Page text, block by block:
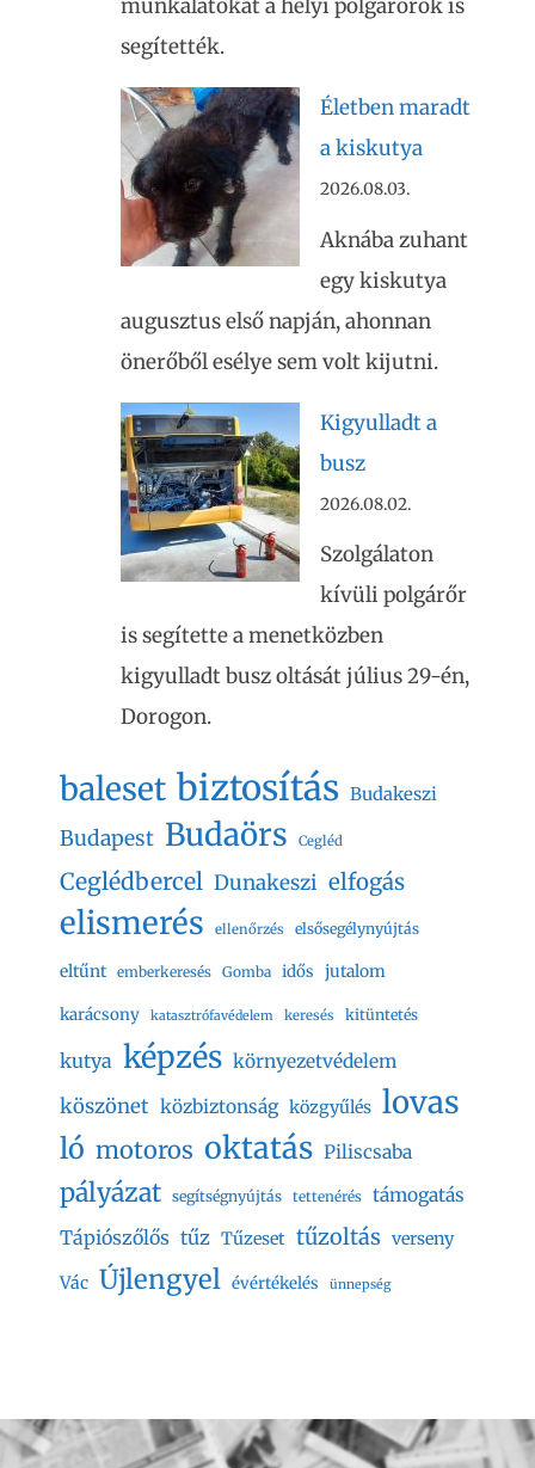
munkálatokat a helyi polgárőrök is
segítették.
Életben maradt
a kiskutya
2026.08.03.
Aknába zuhant
egy kiskutya
augusztus első napján, ahonnan
önerőből esélye sem volt kijutni.
Kigyulladt a
busz
2026.08.02.
Szolgálaton
kívüli polgárőr
is segítette a menetközben
kigyulladt busz oltását július 29-én,
Dorogon.
baleset biztosítás Budakeszi
Budapest Budaörs Cegléd
Ceglédbercel Dunakeszi elfogás
elismerés ellenőrzés elsősegélynyújtás
eltűnt emberkeresés Gomba idős jutalom
karácsony katasztrófavédelem keresés kitüntetés
kutya képzés környezetvédelem
köszönet közbiztonság közgyűlés lovas
ló motoros oktatás Piliscsaba
pályázat segítségnyújtás tettenérés támogatás
Tápiószőlős tűz Tűzeset tűzoltás verseny
Vác Újlengyel évértékelés ünnepség